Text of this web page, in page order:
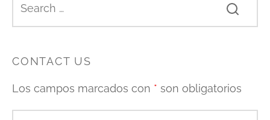
CONTACT US
Los campos marcados con * son obligatorios